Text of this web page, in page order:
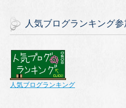
人気ブログランキング参
人気ブログランキング